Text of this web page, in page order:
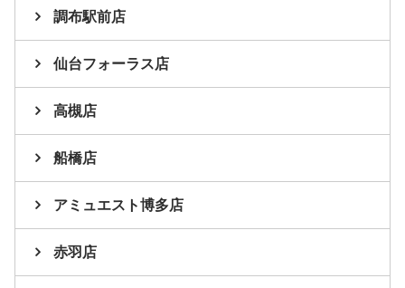
調布駅前店
仙台フォーラス店
高槻店
船橋店
アミュエスト博多店
赤羽店